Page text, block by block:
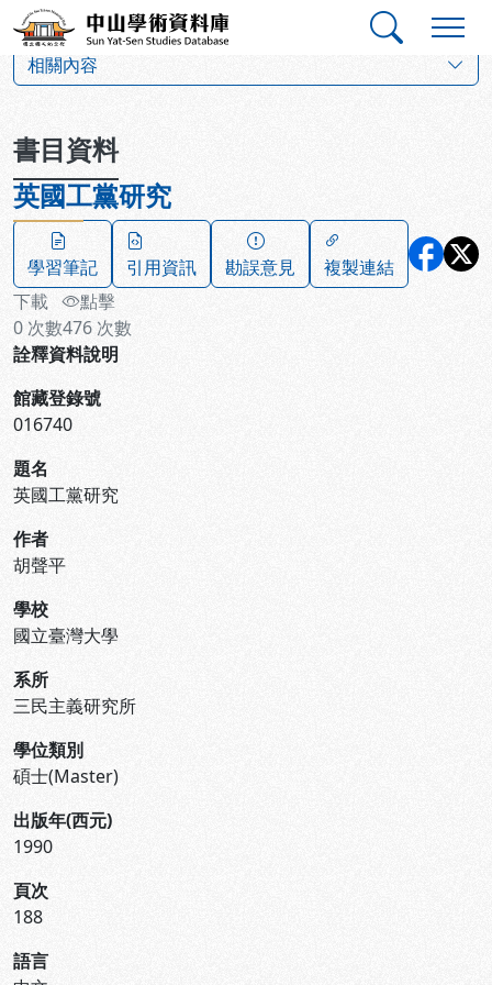
跳到主要內容
中山學術資料庫
相關內容
書目資料
英國工黨研究
學習筆記 引用資訊 勘誤意見
複製連結
下載
0 次數
點擊
476 次數
詮釋資料說明
館藏登錄號
016740
題名
英國工黨研究
作者
胡聲平
學校
國立臺灣大學
系所
三民主義研究所
學位類別
碩士(Master)
出版年(西元)
1990
頁次
188
語言